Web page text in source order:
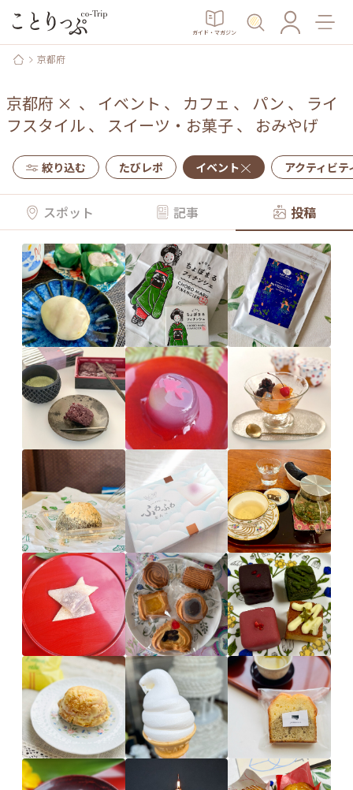
ガイド・マガジン
京都府
京都府 × 、 イベント 、 カフェ 、 パン 、 ライ
フスタイル、 スイーツ・お菓子、 おみやげ
絞り込む たびレポ イベント アクティビテ
スポット 記事 投稿